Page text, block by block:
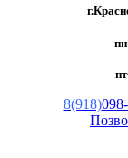
8(918)